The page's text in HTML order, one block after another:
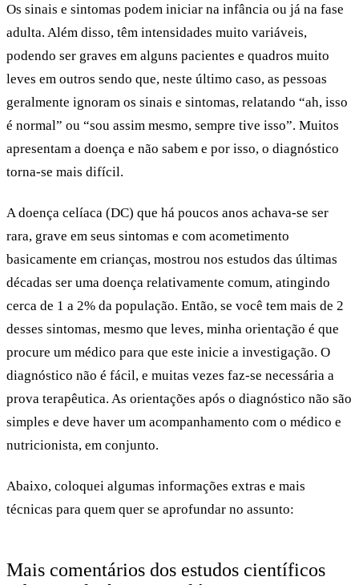
Os sinais e sintomas podem iniciar na infância ou já na fase
adulta. Além disso, têm intensidades muito variáveis,
podendo ser graves em alguns pacientes e quadros muito
leves em outros sendo que, neste último caso, as pessoas
geralmente ignoram os sinais e sintomas, relatando “ah, isso
é normal” ou “sou assim mesmo, sempre tive isso”. Muitos
apresentam a doença e não sabem e por isso, o diagnóstico
torna-se mais difícil.
A doença celíaca (DC) que há poucos anos achava-se ser
rara, grave em seus sintomas e com acometimento
basicamente em crianças, mostrou nos estudos das últimas
décadas ser uma doença relativamente comum, atingindo
cerca de 1 a 2% da população. Então, se você tem mais de 2
desses sintomas, mesmo que leves, minha orientação é que
procure um médico para que este inicie a investigação. O
diagnóstico não é fácil, e muitas vezes faz-se necessária a
prova terapêutica. As orientações após o diagnóstico não são
simples e deve haver um acompanhamento com o médico e
nutricionista, em conjunto.
Abaixo, coloquei algumas informações extras e mais
técnicas para quem quer se aprofundar no assunto:
Mais comentários dos estudos científicos